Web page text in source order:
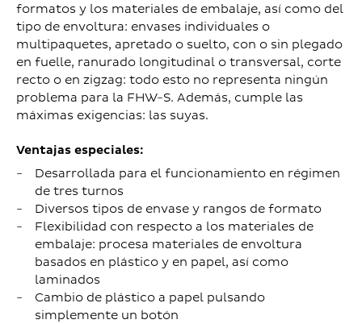
formatos y los materiales de embalaje, así como del
tipo de envoltura: envases individuales o
multipaquetes, apretado o suelto, con o sin plegado
en fuelle, ranurado longitudinal o transversal, corte
recto o en zigzag: todo esto no representa ningún
problema para la FHW-S. Además, cumple las
máximas exigencias: las suyas.
Ventajas especiales:
Desarrollada para el funcionamiento en régimen
de tres turnos
Diversos tipos de envase y rangos de formato
Flexibilidad con respecto a los materiales de
embalaje: procesa materiales de envoltura
basados en plástico y en papel, así como
laminados
Cambio de plástico a papel pulsando
simplemente un botón